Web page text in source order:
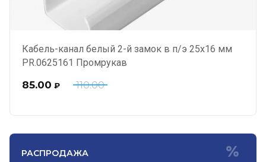
Кабель-канал белый 2-й замок в п/э 25х16 мм
PR.0625161 Промрукав
110.00
85.00 ₽
РАСПРОДАЖА